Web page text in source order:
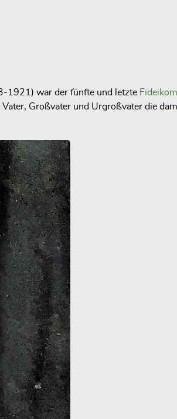
1921) war der fünfte und letzte
Großvater und Urgroßvater die